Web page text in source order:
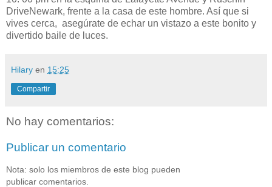
DriveNewark, frente a la casa de este hombre. Así que si
vives cerca, asegúrate de echar un vistazo a este bonito y
divertido baile de luces.
Hilary en 15:25
Compartir
No hay comentarios:
Publicar un comentario
Nota: solo los miembros de este blog pueden
publicar comentarios.